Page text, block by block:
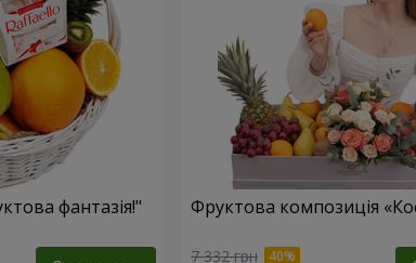
фантазія!" Фруктова композиція
7 332 грн